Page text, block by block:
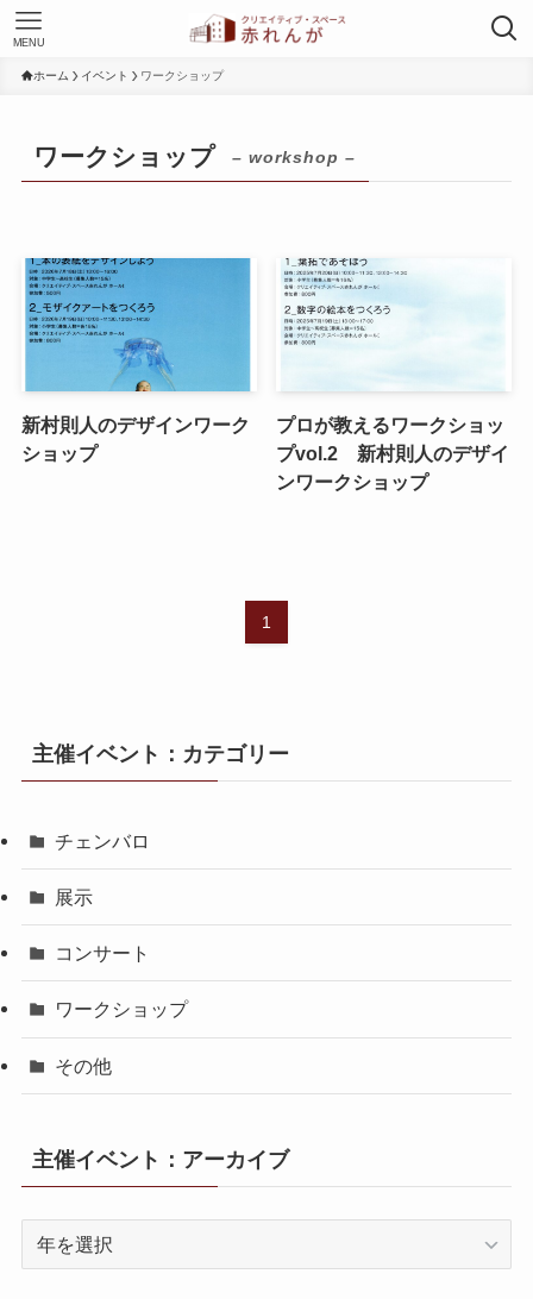
MENU
ホーム イベント ワークショップ
ワークショップ – workshop –
新村則人のデザインワーク
ショップ
プロが教えるワークショッ
プvol.2 新村則人のデザイ
ンワークショップ
1
主催イベント：カテゴリー
チェンバロ
展示
コンサート
ワークショップ
その他
主催イベント：アーカイブ